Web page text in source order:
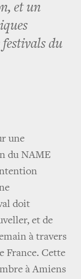
et un
du
une
du NAME
doit
et de
à travers
France. Cette
à Amiens